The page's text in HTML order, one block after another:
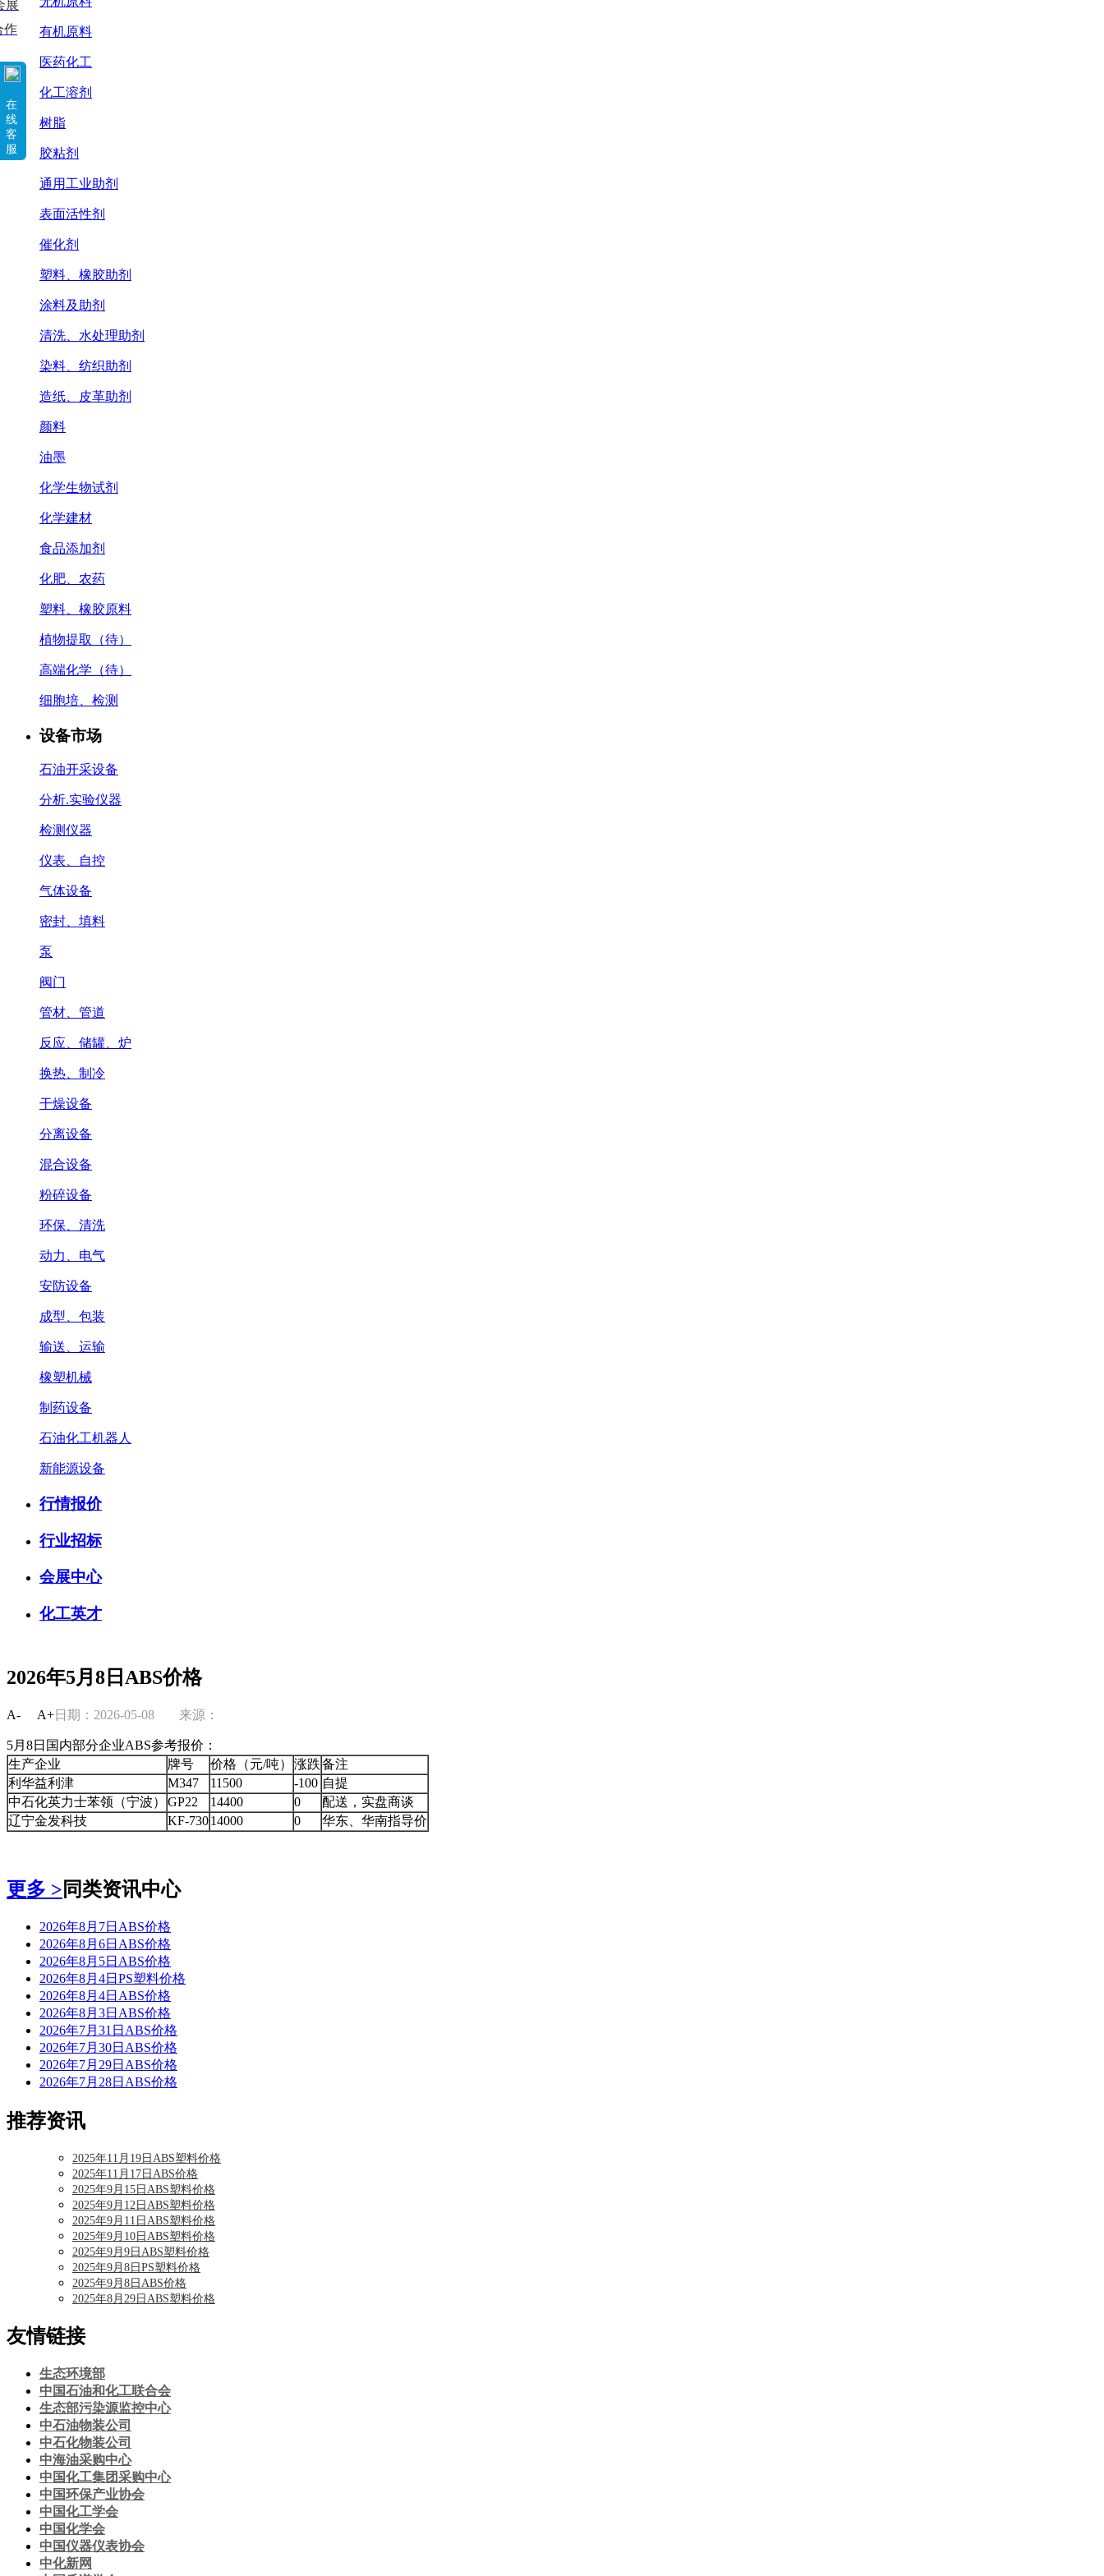
有机原料
医药化工
化工溶剂
树脂
胶粘剂
通用工业助剂
表面活性剂
催化剂
塑料、橡胶助剂
涂料及助剂
清洗、水处理助剂
染料、纺织助剂
造纸、皮革助剂
颜料
油墨
化学生物试剂
化学建材
食品添加剂
化肥、农药
塑料、橡胶原料
植物提取（待）
高端化学（待）
细胞培、检测
设备市场
石油开采设备
分析.实验仪器
检测仪器
仪表、自控
气体设备
密封、填料
泵
阀门
管材、管道
反应、储罐、炉
换热、制冷
干燥设备
分离设备
混合设备
粉碎设备
环保、清洗
动力、电气
安防设备
成型、包装
输送、运输
橡塑机械
制药设备
石油化工机器人
新能源设备
行情报价
行业招标
会展中心
化工英才
展
作
在
线
客
服
2026年5月8日ABS价格
A- A+日期：2026-05-08 来源：
5月8日国内部分企业ABS参考报价：
生产企业
牌号 价格（元/吨） 涨跌备注
利华益利津
M347 11500 -100 自提
中石化英力士苯领（宁波）
GP22 14400 0
配送，实盘商谈
辽宁金发科技
KF-73014000 0 华东、华南指导价
更多 >同类资讯中心
2026年8月7日ABS价格
2026年8月6日ABS价格
2026年8月5日ABS价格
2026年8月4日PS塑料价格
2026年8月4日ABS价格
2026年8月3日ABS价格
2026年7月31日ABS价格
2026年7月30日ABS价格
2026年7月29日ABS价格
2026年7月28日ABS价格
推荐资讯
2025年11月19日ABS塑料价格
2025年11月17日ABS价格
2025年9月15日ABS塑料价格
2025年9月12日ABS塑料价格
2025年9月11日ABS塑料价格
2025年9月10日ABS塑料价格
2025年9月9日ABS塑料价格
2025年9月8日PS塑料价格
2025年9月8日ABS价格
2025年8月29日ABS塑料价格
友情链接
生态环境部
中国石油和化工联合会
生态部污染源监控中心
中石油物装公司
中石化物装公司
中海油采购中心
中国化工集团采购中心
中国环保产业协会
中国化工学会
中国化学会
中国仪器仪表协会
中化新网